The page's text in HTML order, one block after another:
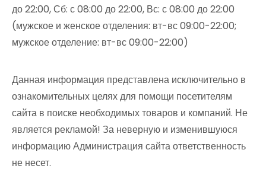
до 22:00, Сб: с 08:00 до 22:00, Вс: с 08:00 до 22:00
(мужское и женское отделения: вт-вс 09:00-22:00;
мужское отделение: вт-вс 09:00-22:00)
Данная информация представлена исключительно в
ознакомительных целях для помощи посетителям
сайта в поиске необходимых товаров и компаний. Не
является рекламой! За неверную и изменившуюся
информацию Администрация сайта ответственность
не несет.